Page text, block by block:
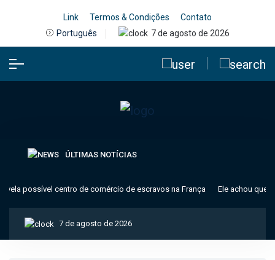
Link Termos & Condições
Contato
Português
7 de agosto de 2026
ÚLTIMAS NOTÍCIAS
possível centro de comércio de escravos na França Ele achou que
7 de agosto de 2026